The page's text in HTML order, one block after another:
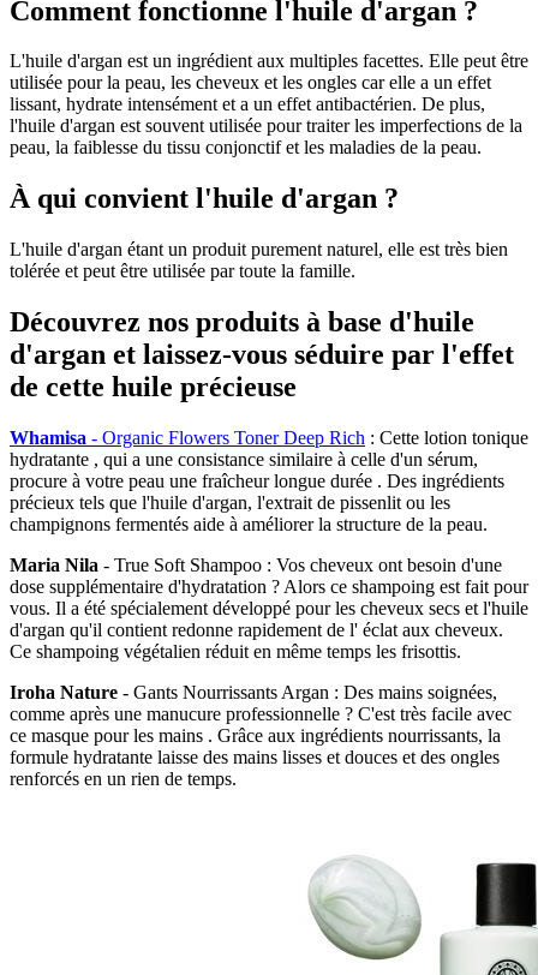
Comment fonctionne l'huile d'argan ?
L'huile d'argan est un ingrédient aux multiples facettes. Elle peut être
utilisée pour la peau, les cheveux et les ongles car elle a un effet
lissant, hydrate intensément et a un effet antibactérien. De plus,
l'huile d'argan est souvent utilisée pour traiter les imperfections de la
peau, la faiblesse du tissu conjonctif et les maladies de la peau.
À qui convient l'huile d'argan ?
L'huile d'argan étant un produit purement naturel, elle est très bien
tolérée et peut être utilisée par toute la famille.
Découvrez nos produits à base d'huile
d'argan et laissez-vous séduire par l'effet
de cette huile précieuse
Whamisa - Organic Flowers Toner Deep Rich : Cette lotion tonique
hydratante , qui a une consistance similaire à celle d'un sérum,
procure à votre peau une fraîcheur longue durée . Des ingrédients
précieux tels que l'huile d'argan, l'extrait de pissenlit ou les
champignons fermentés aide à améliorer la structure de la peau.
Maria Nila - True Soft Shampoo : Vos cheveux ont besoin d'une
dose supplémentaire d'hydratation ? Alors ce shampoing est fait pour
vous. Il a été spécialement développé pour les cheveux secs et l'huile
d'argan qu'il contient redonne rapidement de l' éclat aux cheveux.
Ce shampoing végétalien réduit en même temps les frisottis.
Iroha Nature - Gants Nourrissants Argan : Des mains soignées,
comme après une manucure professionnelle ? C'est très facile avec
ce masque pour les mains . Grâce aux ingrédients nourrissants, la
formule hydratante laisse des mains lisses et douces et des ongles
renforcés en un rien de temps.